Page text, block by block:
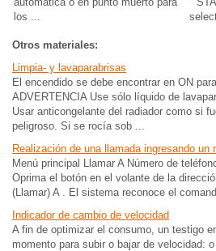
los ...
Otros materiales:
Limpia- y lavaparabrisas
El encendido se debe encontrar en ON
ADVERTENCIA Use sólo líquido de
Usar anticongelante del radiador como si
peligroso. Si se rocía sob ...
Realización de una llamada ingresando un
Menú principal Llamar A Número de
Oprima el botón en el volante de la
(Llamar) A . El sistema reconoce el
Indicador de cambio de velocidad
A fin de optimizar el consumo, un testigo
momento para subir o bajar de velocidad: